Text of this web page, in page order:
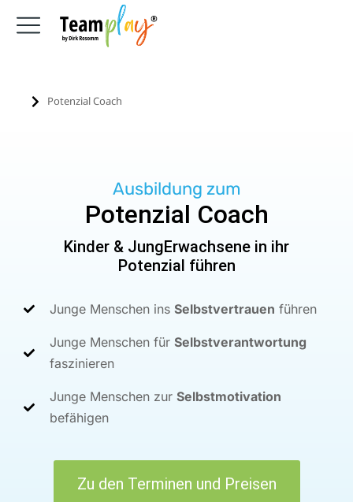
Sie befinden sich hier:
Potenzial Coach
Ausbildung zum
Potenzial Coach
Kinder & JungErwachsene in ihr
Potenzial führen
Junge Menschen ins Selbstvertrauen führen
Junge Menschen für Selbstverantwortung
faszinieren
Junge Menschen zur Selbstmotivation
befähigen
Zu den Terminen und Preisen